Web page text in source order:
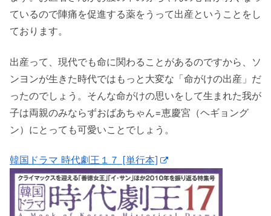
ているので陣痛を促進する薬をうって出産ということをし
ております。
出産って、現代でも命に関わることがあるのですから、ソ
ンヨンが生きた時代ではもっと大変な「命がけの出産」だ
ったのでしょう。そんな命がけの思いをして生まれた我が
子は両親のみならずおばあちゃん=恵慶宮（ヘギョング
ン）にとっても可愛いことでしょう。
韓国ドラマ 時代劇王１７ [単行本]